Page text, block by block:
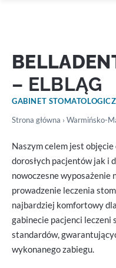
– ELBLĄG
GABINET
Strona główna › Warmińsko-
Naszym celem jest
dorosłych pacjentów jak i
nowoczesne wyposażenie
prowadzenie leczenia
najbardziej komfortowy
gabinecie pacjenci leczeni
standardów,
wykonanego zabiegu.